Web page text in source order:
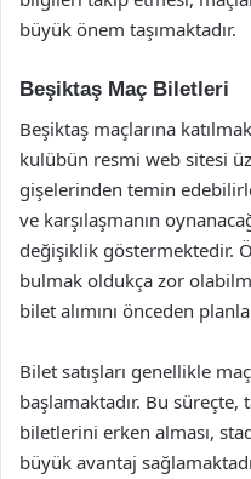
büyük önem taşımaktadır.
Beşiktaş Maç Biletleri
Beşiktaş maçlarına
kulübün resmi web sitesi
gişelerinden temin
ve karşılaşmanın
değişiklik göstermektedir.
bulmak oldukça zor
bilet alımını önceden
Bilet satışları genellikle
başlamaktadır. Bu süreçte,
biletlerini erken alması,
büyük avantaj